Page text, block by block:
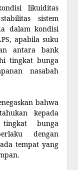
likuiditas
sistem
dalam kondisi
apabila suku
antara bank
tingkat bunga
nasabah
bahwa
kepada
bunga
dengan
tempat yang